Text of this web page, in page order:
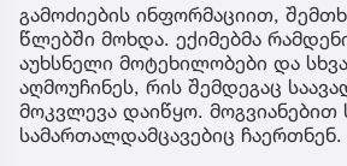
გამოძიების ინფორმაციით,
წლებში მოხდა. ექიმებმა
აუხსნელი მოტეხილობები და
აღმოუჩინეს, რის შემდეგაც
მოკვლევა დაიწყო. მოგვიანებით
სამართალდამცავებიც ჩაერთნენ.